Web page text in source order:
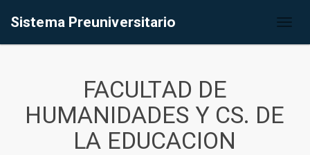
Sistema Preuniversitario
FACULTAD DE
HUMANIDADES Y CS. DE
LA EDUCACION